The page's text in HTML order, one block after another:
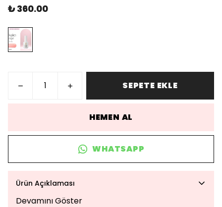
₺ 360.00
SEPETE EKLE
HEMEN AL
WHATSAPP
Ürün Açıklaması
Devamını Göster